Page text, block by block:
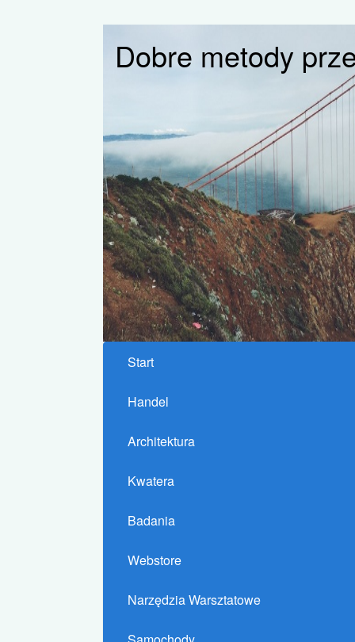
Dobre metody
Start
Handel
Architektura
Kwatera
Badania
Webstore
Narzędzia Warsztatowe